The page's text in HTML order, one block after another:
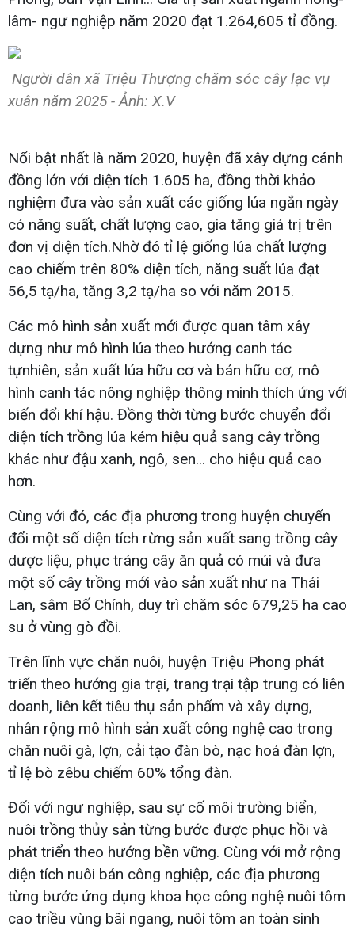
lâm- ngư nghiệp năm 2020 đạt 1.264,605 tỉ đồng.
Người dân xã Triệu Thượng chăm sóc cây lạc vụ
xuân năm 2025 - Ảnh: X.V
Nổi bật nhất là năm 2020, huyện đã xây dựng cánh
đồng lớn với diện tích 1.605 ha, đồng thời khảo
nghiệm đưa vào sản xuất các giống lúa ngắn ngày
có năng suất, chất lượng cao, gia tăng giá trị trên
đơn vị diện tích.Nhờ đó tỉ lệ giống lúa chất lượng
cao chiếm trên 80% diện tích, năng suất lúa đạt
56,5 tạ/ha, tăng 3,2 tạ/ha so với năm 2015.
Các mô hình sản xuất mới được quan tâm xây
dựng như mô hình lúa theo hướng canh tác
tựnhiên, sản xuất lúa hữu cơ và bán hữu cơ, mô
hình canh tác nông nghiệp thông minh thích ứng với
biến đổi khí hậu. Đồng thời từng bước chuyển đổi
diện tích trồng lúa kém hiệu quả sang cây trồng
khác như đậu xanh, ngô, sen... cho hiệu quả cao
hơn.
Cùng với đó, các địa phương trong huyện chuyển
đổi một số diện tích rừng sản xuất sang trồng cây
dược liệu, phục tráng cây ăn quả có múi và đưa
một số cây trồng mới vào sản xuất như na Thái
Lan, sâm Bố Chính, duy trì chăm sóc 679,25 ha cao
su ở vùng gò đồi.
Trên lĩnh vực chăn nuôi, huyện Triệu Phong phát
triển theo hướng gia trại, trang trại tập trung có liên
doanh, liên kết tiêu thụ sản phẩm và xây dựng,
nhân rộng mô hình sản xuất công nghệ cao trong
chăn nuôi gà, lợn, cải tạo đàn bò, nạc hoá đàn lợn,
tỉ lệ bò zêbu chiếm 60% tổng đàn.
Đối với ngư nghiệp, sau sự cố môi trường biển,
nuôi trồng thủy sản từng bước được phục hồi và
phát triển theo hướng bền vững. Cùng với mở rộng
diện tích nuôi bán công nghiệp, các địa phương
từng bước ứng dụng khoa học công nghệ nuôi tôm
cao triều vùng bãi ngang, nuôi tôm an toàn sinh